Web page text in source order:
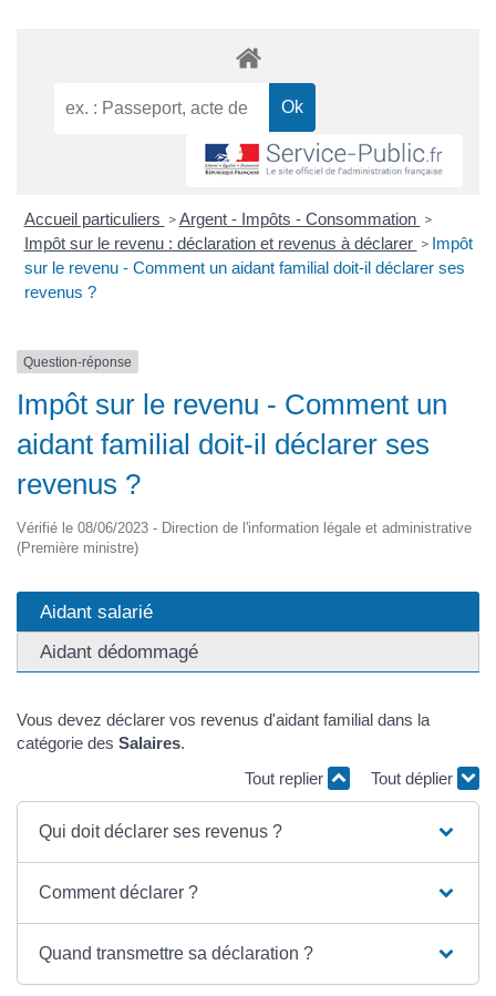
Accueil particuliers > Argent - Impôts - Consommation >
Impôt sur le revenu : déclaration et revenus à déclarer > Impôt
sur le revenu - Comment un aidant familial doit-il déclarer ses
revenus ?
Question-réponse
Impôt sur le revenu - Comment un
aidant familial doit-il déclarer ses
revenus ?
Vérifié le 08/06/2023 - Direction de l'information légale et administrative
(Première ministre)
Aidant salarié
Aidant dédommagé
Vous devez déclarer vos revenus d'aidant familial dans la
catégorie des Salaires.
Tout replier
Tout déplier
Qui doit déclarer ses revenus ?
Comment déclarer ?
Quand transmettre sa déclaration ?